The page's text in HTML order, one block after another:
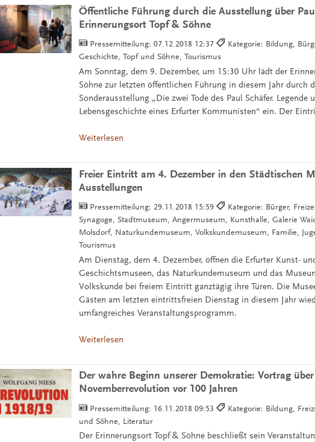
Öffentliche Führung durch die Ausstellung über
Erinnerungsort Topf & Söhne
Pressemitteilung:07.12.2018 12:37
Kategorie: Bildung,
Geschichte, Topf und Söhne, Tourismus
Am Sonntag, dem 9. Dezember, um 15:30 Uhr lädt der
Söhne zur letzten öffentlichen Führung in diesem Jahr durch
Sonderausstellung „Die zwei Tode des Paul Schäfer. Legende
Lebensgeschichte eines Erfurter Kommunisten“ ein. Der
Weiterlesen
Freier Eintritt am 4. Dezember in den Städtischen
Ausstellungen
Pressemitteilung: 29.11.2018 15:59
Kategorie: Bürger,
Synagoge, Stadtmuseum, Angermuseum, Kunsthalle, Galerie
Molsdorf, Naturkundemuseum, Volkskundemuseum, Familie,
Tourismus
Am Dienstag, dem 4. Dezember, öffnen die Erfurter Kunst-
Geschichtsmuseen, das Naturkundemuseum und das
Volkskunde bei freiem Eintritt ganztägig ihre Türen. Die
Gästen am letzten eintrittsfreien Dienstag in diesem Jahr
umfangreiches Veranstaltungsprogramm.
Weiterlesen
Der wahre Beginn unserer Demokratie: Vortrag
Novemberrevolution vor 100 Jahren
Pressemitteilung: 16.11.2018 09:53
Kategorie: Bildung,
und Söhne, Literatur
Der Erinnerungsort Topf & Söhne beschließt sein